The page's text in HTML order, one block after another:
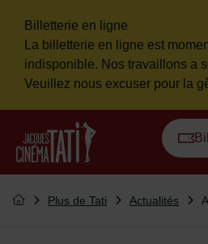
Flash info
Billetterie en ligne
La billetterie en ligne est
indisponible. Nos travaillons a
Veuillez nous excuser pour la
Retour à l'accueil
Vous êtes ici :
Retourner à l'accueil
Plus de Tati Actualités